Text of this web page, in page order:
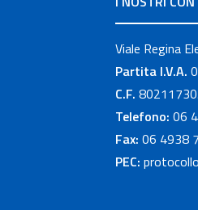
Viale Regina
Partita I.V.A.
C.F.
Telefono: 06
Fax: 06 4938
PEC: